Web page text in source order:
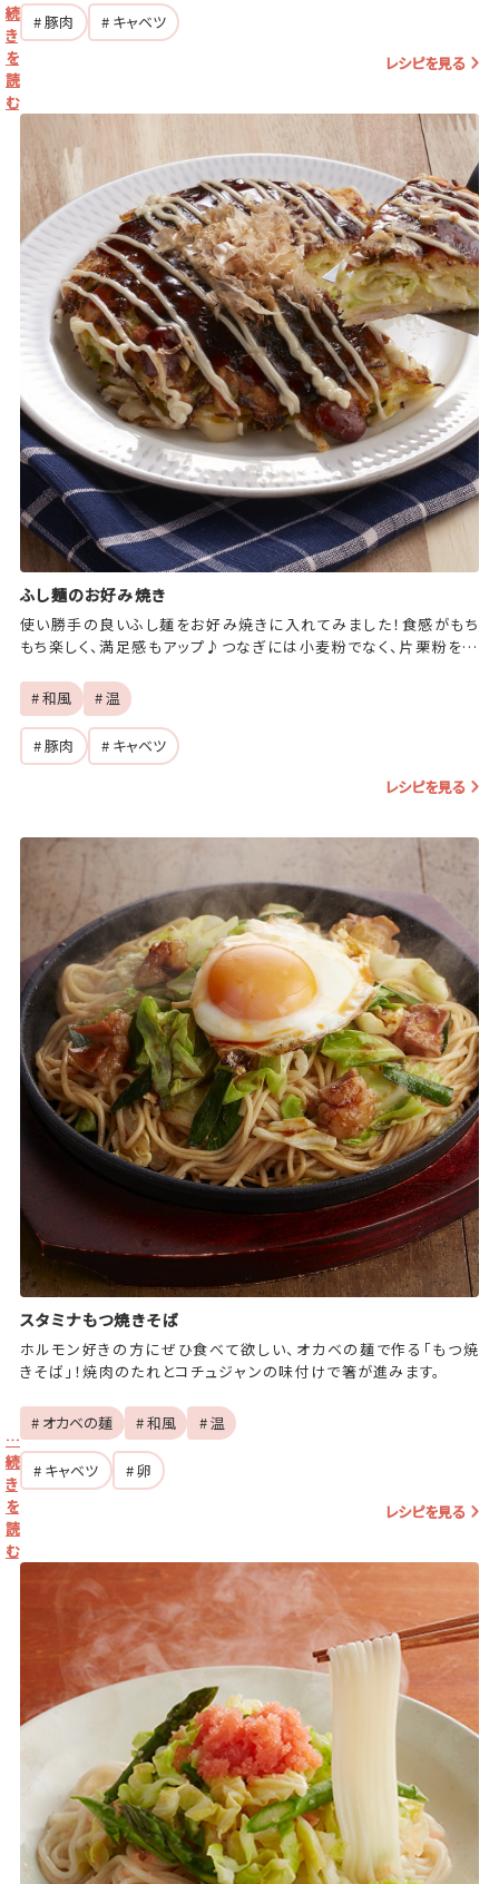
# 豚肉
# キャベツ
レシピを見る
ふし麺のお好み焼き
使い勝手の良いふし麺をお好み焼きに入れてみました！食感がもち
もち楽しく、満足感もアップ♪つなぎには小麦粉でなく、片栗粉を使
続
き
を
読
む
# 和風 # 温
# 豚肉
# キャベツ
レシピを見る
スタミナもつ焼きそば
ホルモン好きの方にぜひ食べて欲しい、オカベの麺で作る「もつ焼
きそば」！焼肉のたれとコチュジャンの味付けで箸が進みます。
# オカベの麺 # 和風 # 温
# キャベツ
# 卵
レシピを見る
…
続
き
を
読
む